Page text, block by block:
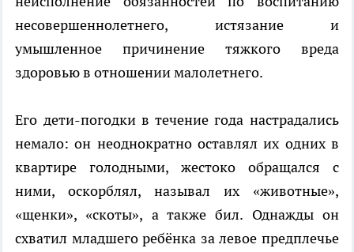
несовершеннолетнего, истязание и
умышленное причинение тяжкого вреда
здоровью в отношении малолетнего.
Его дети-погодки в течение года настрадались
немало: он неоднократно оставлял их одних в
квартире голодными, жестоко обращался с
ними, оскорблял, называл их «животные»,
«щенки», «скоты», а также бил. Однажды он
схватил младшего ребёнка за левое предплечье